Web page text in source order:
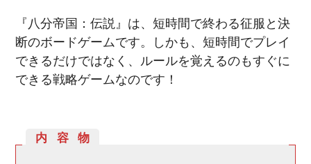
『八分帝国：伝説』は、短時間で終わる征服と決
断のボードゲームです。しかも、短時間でプレイ
できるだけではなく、ルールを覚えるのもすぐに
できる戦略ゲームなのです！
内容物